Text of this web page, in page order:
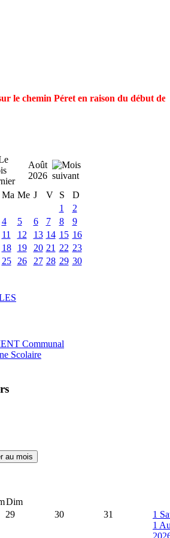
le chemin Péret en raison du début
Août
2026
Ma Me J V S
D
1
2
4 5 6 7 8
9
11 12 13 14 15 16
18 19 20 21 22 23
25 26 27 28 29 30
Communal
Scolaire
au mois
Dim
29 30 31 1
1